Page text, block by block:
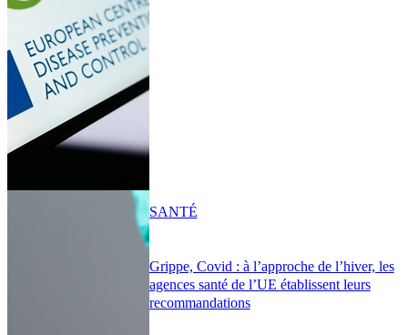
Grippe, Covid : à l’approche de l’hiver, les
agences santé de l’UE établissent leurs
recommandations
SANTÉ